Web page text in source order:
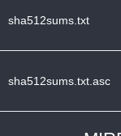
sha512sums.txt
sha512sums.txt.asc